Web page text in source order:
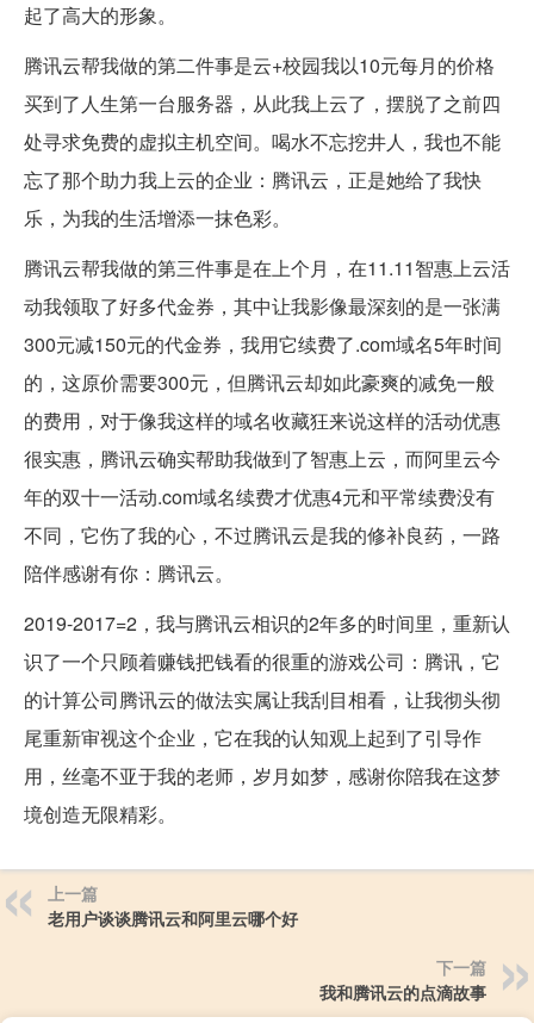
起了高大的形象。
腾讯云帮我做的第二件事是云+校园我以10元每月的价格
买到了人生第一台服务器，从此我上云了，摆脱了之前四
处寻求免费的虚拟主机空间。喝水不忘挖井人，我也不能
忘了那个助力我上云的企业：腾讯云，正是她给了我快
乐，为我的生活增添一抹色彩。
腾讯云帮我做的第三件事是在上个月，在11.11智惠上云活
动我领取了好多代金券，其中让我影像最深刻的是一张满
300元减150元的代金券，我用它续费了.com域名5年时间
的，这原价需要300元，但腾讯云却如此豪爽的减免一般
的费用，对于像我这样的域名收藏狂来说这样的活动优惠
很实惠，腾讯云确实帮助我做到了智惠上云，而阿里云今
年的双十一活动.com域名续费才优惠4元和平常续费没有
不同，它伤了我的心，不过腾讯云是我的修补良药，一路
陪伴感谢有你：腾讯云。
2019-2017=2，我与腾讯云相识的2年多的时间里，重新认
识了一个只顾着赚钱把钱看的很重的游戏公司：腾讯，它
的计算公司腾讯云的做法实属让我刮目相看，让我彻头彻
尾重新审视这个企业，它在我的认知观上起到了引导作
用，丝毫不亚于我的老师，岁月如梦，感谢你陪我在这梦
境创造无限精彩。
上一篇
老用户谈谈腾讯云和阿里云哪个好
下一篇
我和腾讯云的点滴故事